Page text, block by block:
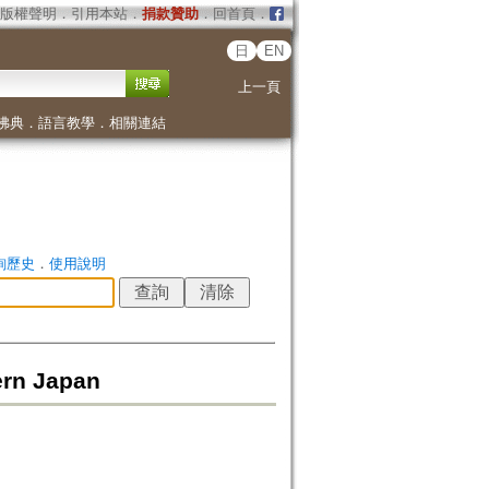
版權聲明 ． 引用本站． 捐款贊助．回首頁．
日 EN
上一頁
典． 語言教學． 相關連結
歷史 ． 使用說明
Japan